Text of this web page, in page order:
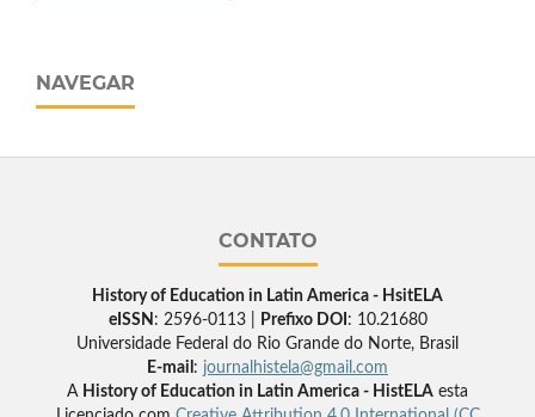
NAVEGAR
CONTATO
History of Education in Latin America - HsitELA
eISSN : 2596-0113 | Prefixo DOI : 10.21680
Universidade Federal do Rio Grande do Norte, Brasil
E-mail : journalhistela@gmail.com
A History of Education in Latin America - HistELA esta